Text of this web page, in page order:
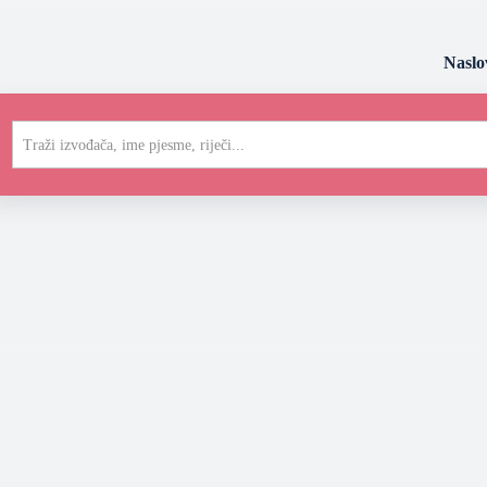
Traži izvođača, ime pjesme, riječi...